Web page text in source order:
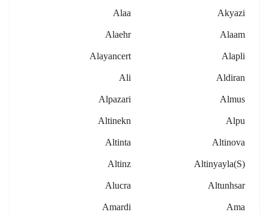
Akyazi
Alaa
Alaam
Alaehr
Alapli
Alayancert
Aldiran
Ali
Almus
Alpazari
Alpu
Altinekn
Altinova
Altinta
Altinyayla(s)
Altinz
Altunhsar
Alucra
Ama
Amardi